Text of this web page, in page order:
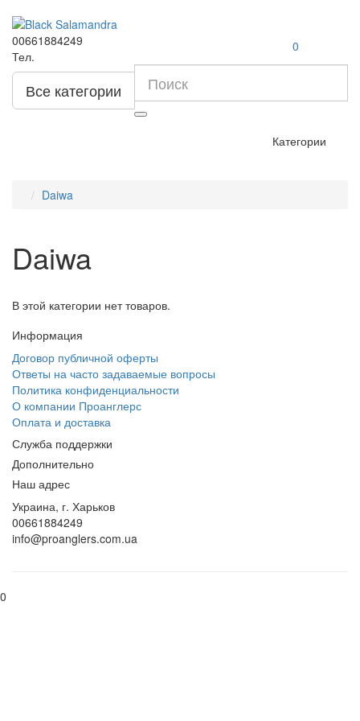
00661884249
Тел.
0
Все категории
Категории
Daiwa
Daiwa
В этой категории нет товаров.
Информация
Договор публичной оферты
Ответы на часто задаваемые вопросы
Политика конфиденциальности
О компании Проанглерс
Оплата и доставка
Служба поддержки
Дополнительно
Наш адрес
Украина, г. Харьков
00661884249
info@proanglers.com.ua
0